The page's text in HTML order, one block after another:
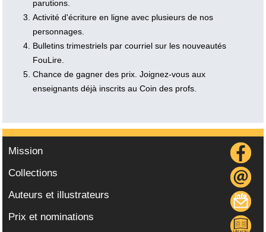
parutions.
Activité d'écriture en ligne avec plusieurs de nos
personnages.
Bulletins trimestriels par courriel sur les nouveautés
FouLire.
Chance de gagner des prix. Joignez-vous aux
enseignants déjà inscrits au Coin des profs.
Mission
Collections
Auteurs et illustrateurs
Prix et nominations